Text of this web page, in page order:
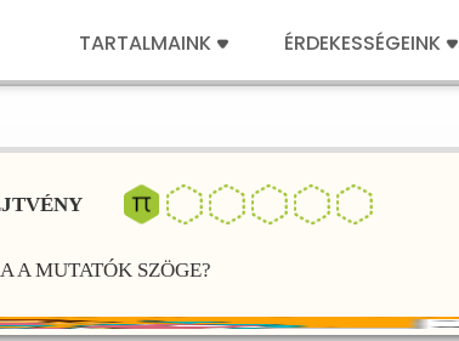
TARTALMAINK ÉRDEKESSÉGEINK